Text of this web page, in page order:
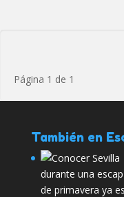
Página 1 de 1
También en